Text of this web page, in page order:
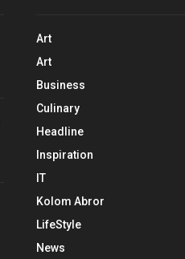
Art
Art
Business
Culinary
Headline
Inspiration
IT
Kolom Abror
LifeStyle
News